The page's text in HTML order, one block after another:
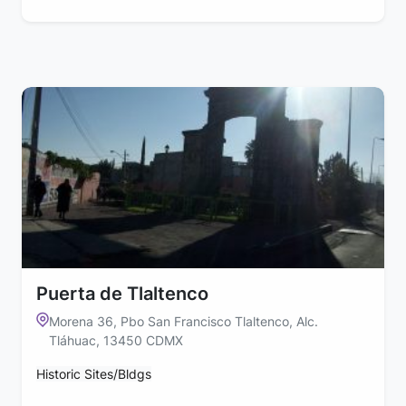
Puerta de Tlaltenco
Morena 36, Pbo San Francisco Tlaltenco, Alc.
Tláhuac, 13450 CDMX
Historic Sites/Bldgs